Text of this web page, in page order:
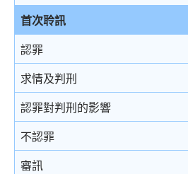
事務律師與大律師
簡介律政司
香港法院及司法機構
首次聆訊
認罪
求情及判刑
認罪對判刑的影響
不認罪
審訊